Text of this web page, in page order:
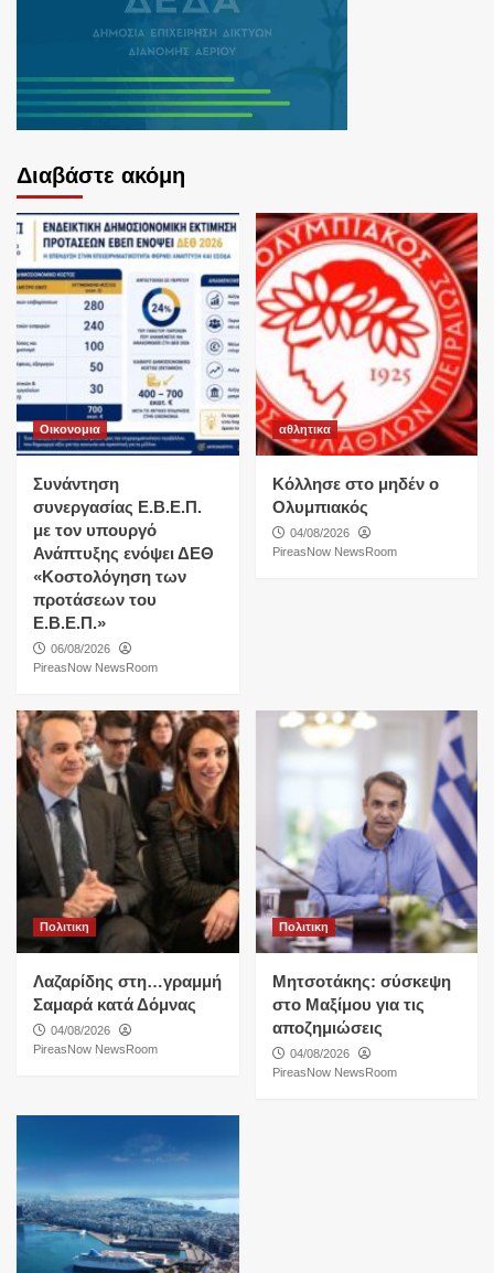
Διαβάστε ακόμη
Οικονομια
Συνάντηση
συνεργασίας Ε.Β.Ε.Π.
με τον υπουργό
Ανάπτυξης ενόψει ΔΕΘ
«Κοστολόγηση των
προτάσεων του
Ε.Β.Ε.Π.»
06/08/2026
PireasNow NewsRoom
αθλητικα
Κόλλησε στο μηδέν ο
Ολυμπιακός
04/08/2026
PireasNow NewsRoom
Πολιτικη
Λαζαρίδης στη…γραμμή
Σαμαρά κατά Δόμνας
04/08/2026
PireasNow NewsRoom
Πολιτικη
Μητσοτάκης: σύσκεψη
στο Μαξίμου για τις
αποζημιώσεις
04/08/2026
PireasNow NewsRoom